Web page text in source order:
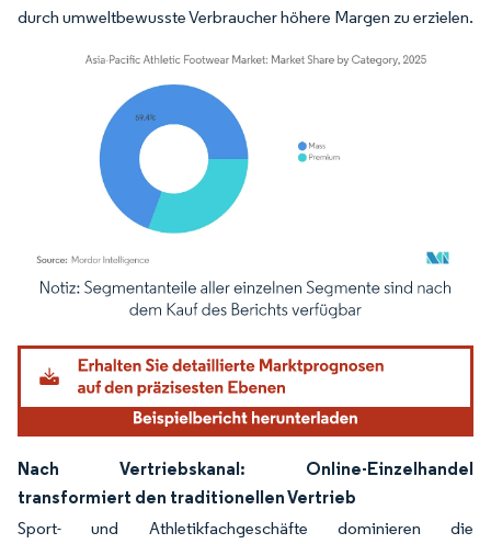
durch umweltbewusste Verbraucher höhere Margen zu erzielen.
Bild © Mordor Intelligence. Wiederverwendung erfordert Namensnennung
Nach Vertriebskanal: Online-Einzelhandel
transformiert den traditionellen Vertrieb
Sport- und Athletikfachgeschäfte dominieren die